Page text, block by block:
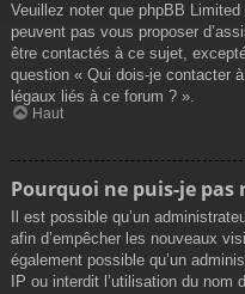
Veuillez noter que phpBB
peuvent pas vous proposer
être contactés à ce sujet,
question « Qui dois-je contacter
légaux liés à ce forum ? ».
Haut
Pourquoi ne puis-je pas
Il est possible qu’un
afin d’empêcher les nouveaux
également possible qu’un
IP ou interdit l’utilisation du nom